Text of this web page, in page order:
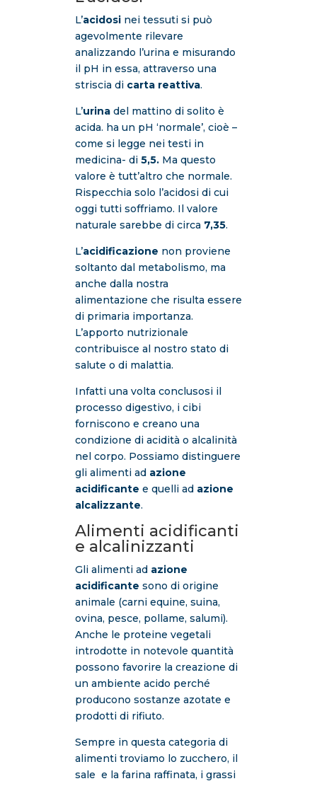
L’acidosinei tessuti si può
agevolmente rilevare
analizzando l’urina e misurando
il pH in essa, attraverso una
striscia dicarta reattiva.
L’urinadel mattino di solito è
acida. ha un pH ‘normale’, cioè –
come si legge nei testi in
medicina- di5,5.Ma questo
valore è tutt’altro che normale.
Rispecchia solo l’acidosi di cui
oggi tutti soffriamo. Il valore
naturale sarebbe di circa 7,35.
L’acidificazione non proviene
soltanto dal metabolismo, ma
anche dalla nostra
alimentazione che risulta essere
di primaria importanza.
L’apporto nutrizionale
contribuisce al nostro stato di
salute o di malattia.
Infatti una volta conclusosi il
processo digestivo, i cibi
forniscono e creano una
condizione di acidità o alcalinità
nel corpo. Possiamo distinguere
gli alimenti ad azione
acidificante e quelli ad azione
alcalizzante.
Alimenti acidificanti
e alcalinizzanti
Gli alimenti ad azione
acidificante sono di origine
animale (carni equine, suina,
ovina, pesce, pollame, salumi).
Anche le proteine vegetali
introdotte in notevole quantità
possono favorire la creazione di
un ambiente acido perché
producono sostanze azotate e
prodotti di rifiuto.
Sempre in questa categoria di
alimenti troviamo lo zucchero, il
sale e la farina raffinata, i grassi